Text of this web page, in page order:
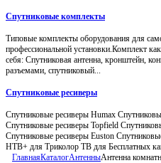
Спутниковые комплекты
Типовые комплекты оборудования для
профессиональной установки.Комплект
себя: Спутниковая антенна, кронштейн,
разъемами, спутниковый...
Спутниковые ресиверы
Спутниковые ресиверы Humax
Спутниковые ресиверы Topfield
Спутниковые ресиверы Euston
НТВ+ для Триколор ТВ для Бесплатных
ГлавнаяКаталогАнтенныАнтенна